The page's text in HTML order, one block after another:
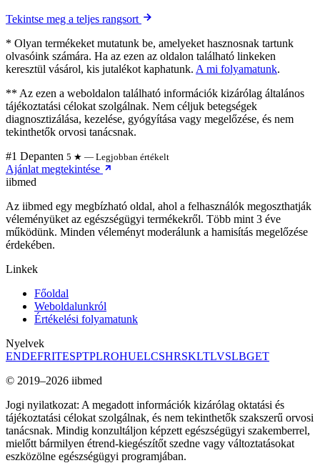
Tekintse meg a teljes rangsort
* Olyan termékeket mutatunk be, amelyeket hasznosnak tartunk
olvasóink számára. Ha az ezen az oldalon található linkeken
keresztül vásárol, kis jutalékot kaphatunk. A mi folyamatunk.
** Az ezen a weboldalon található információk kizárólag általános
tájékoztatási célokat szolgálnak. Nem céljuk betegségek
diagnosztizálása, kezelése, gyógyítása vagy megelőzése, és nem
tekinthetők orvosi tanácsnak.
#1 Depanten 5 ★ — Legjobban értékelt
Ajánlat megtekintése
iibmed
Az iibmed egy megbízható oldal, ahol a felhasználók megoszthatják
véleményüket az egészségügyi termékekről. Több mint 3 éve
működünk. Minden véleményt moderálunk a hamisítás megelőzése
érdekében.
Linkek
Főoldal
Weboldalunkról
Értékelési folyamatunk
Nyelvek
ENDEFRITESPTPLROHUELCSHRSKLTLVSLBGET
© 2019–2026 iibmed
Jogi nyilatkozat: A megadott információk kizárólag oktatási és
tájékoztatási célokat szolgálnak, és nem tekinthetők szakszerű orvosi
tanácsnak. Mindig konzultáljon képzett egészségügyi szakemberrel,
mielőtt bármilyen étrend-kiegészítőt szedne vagy változtatásokat
eszközölne egészségügyi programjában.